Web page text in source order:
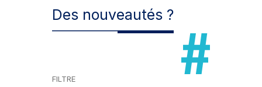
Des nouveautés ?
FILTRE